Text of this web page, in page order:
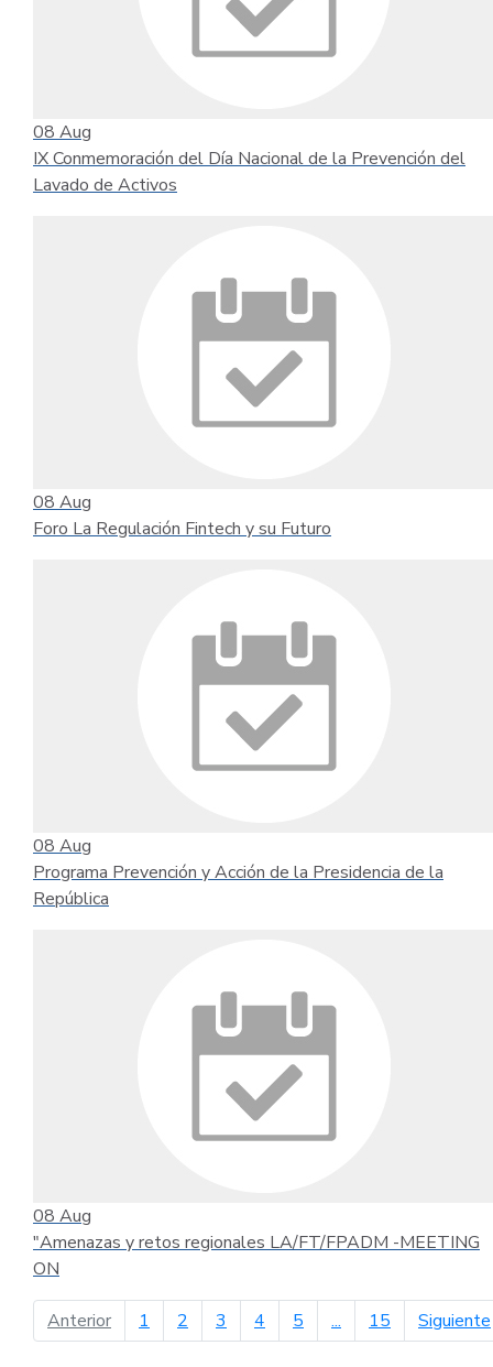
08 Aug
IX Conmemoración del Día Nacional de la Prevención del
Lavado de Activos
08 Aug
Foro La Regulación Fintech y su Futuro
08 Aug
Programa Prevención y Acción de la Presidencia de la
República
08 Aug
"Amenazas y retos regionales LA/FT/FPADM -MEETING
ON
Anteriorpágina anterior
1 2 3 4 5 ... 15 Siguiente